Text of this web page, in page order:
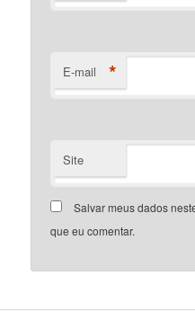
E-mail *
Site
Salvar meus dados
que eu comentar.